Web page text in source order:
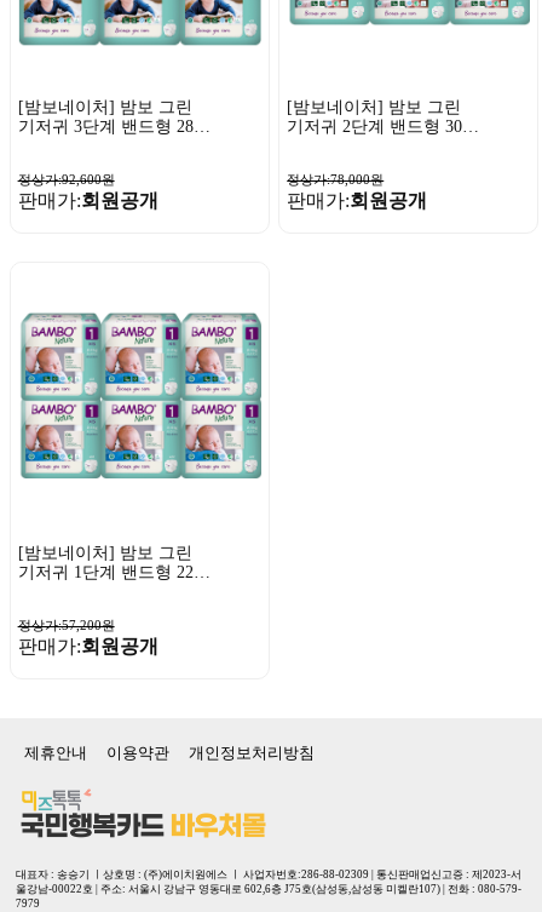
[밤보네이처] 밤보 그린
기저귀 3단계 밴드형 28P
정상가:92,600원
판매가:회원공개
[밤보네이처] 밤보 그린
기저귀 2단계 밴드형 30P
정상가:78,000원
판매가:회원공개
[밤보네이처] 밤보 그린
기저귀 1단계 밴드형 22P
정상가:57,200원
판매가:회원공개
제휴안내 이용약관 개인정보처리방침
대표자 : 송승기 ㅣ상호명 : (주)에이치원에스 ㅣ 사업자번호:286-88-02309 | 통신판매업신고증 : 제2023-서
울강남-00022호 | 주소: 서울시 강남구 영동대로 602,6층 J75호(삼성동,삼성동 미켈란107) | 전화 : 080-579-
7979